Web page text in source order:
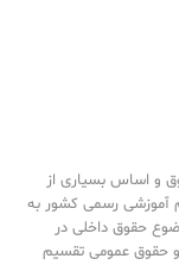
و اساس بسیاری از
آموزشی رسمی کشور به
حقوق داخلی در
حقوق‌ عمومی تقسیم